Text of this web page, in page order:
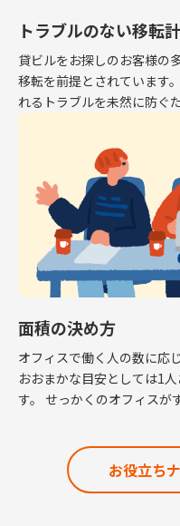
トラブルのない移転
貸ビルをお探しのお客様の
移転を前提とされています
れるトラブルを未然に防ぐ
約予告 現在お使いのオフィ
面積の決め方
オフィスで働く人の数に応
おおまかな目安としては1
す。 せっかくのオフィスが
お役立ち